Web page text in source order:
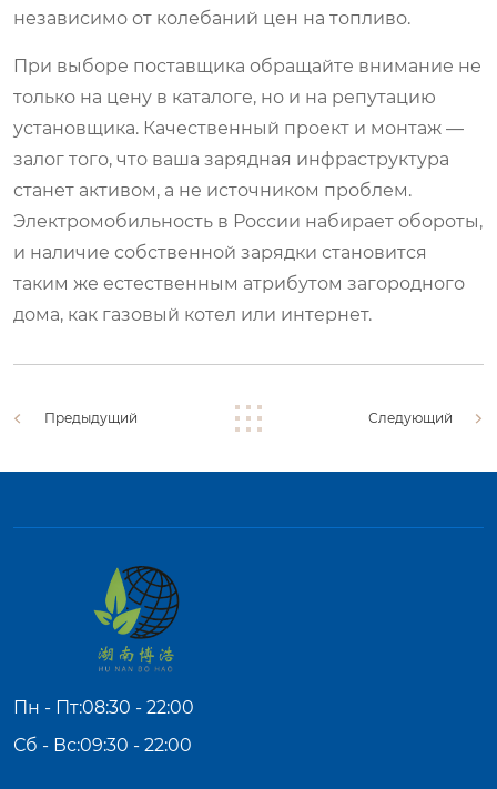
независимо от колебаний цен на топливо.
При выборе поставщика обращайте внимание не
только на цену в каталоге, но и на репутацию
установщика. Качественный проект и монтаж —
залог того, что ваша зарядная инфраструктура
станет активом, а не источником проблем.
Электромобильность в России набирает обороты,
и наличие собственной зарядки становится
таким же естественным атрибутом загородного
дома, как газовый котел или интернет.
Предыдущий Следующий
Пн - Пт:08:30 - 22:00
Сб - Вс:09:30 - 22:00